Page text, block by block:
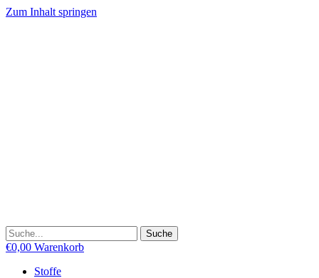
Zum Inhalt springen
Suche
€0,00 Warenkorb
Stoffe